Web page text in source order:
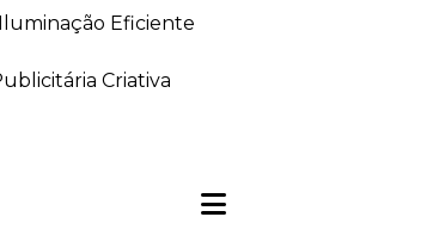
Eficiente
Criativa